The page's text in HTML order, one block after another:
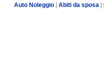
Auto Noleggio Abiti da sposa